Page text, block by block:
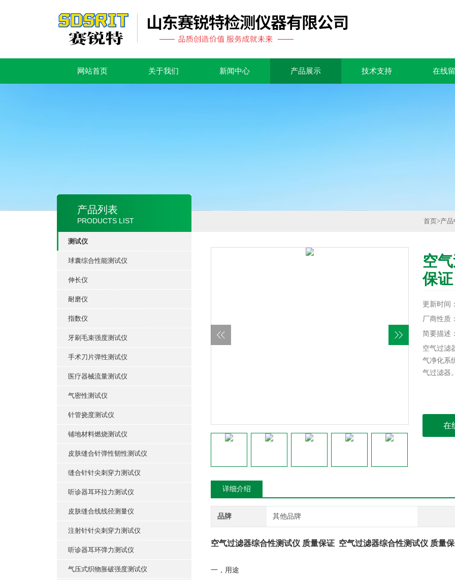
网站首页 关于我们 新闻中心 产品展示 技术支持 在线
产品列表
PRODUCTS LIST
测试仪
球囊综合性能测试仪
伸长仪
耐磨仪
指数仪
牙刷毛束强度测试仪
手术刀片弹性测试仪
医疗器械流量测试仪
气密性测试仪
针管挠度测试仪
铺地材料燃烧测试仪
皮肤缝合针弹性韧性测试仪
缝合针针尖刺穿力测试仪
听诊器耳环拉力测试仪
皮肤缝合线线径测量仪
注射针针尖刺穿力测试仪
听诊器耳环弹力测试仪
气压式织物胀破强度测试仪
首页>产
空
保证
更新时间
厂商性质
简要描述
空气过滤
气净化系
气过滤器
在
详细介绍
品牌 其他品牌
空气过滤器综合性测试仪 质量保证 空气过滤器综合性测试仪 质量
一，用途